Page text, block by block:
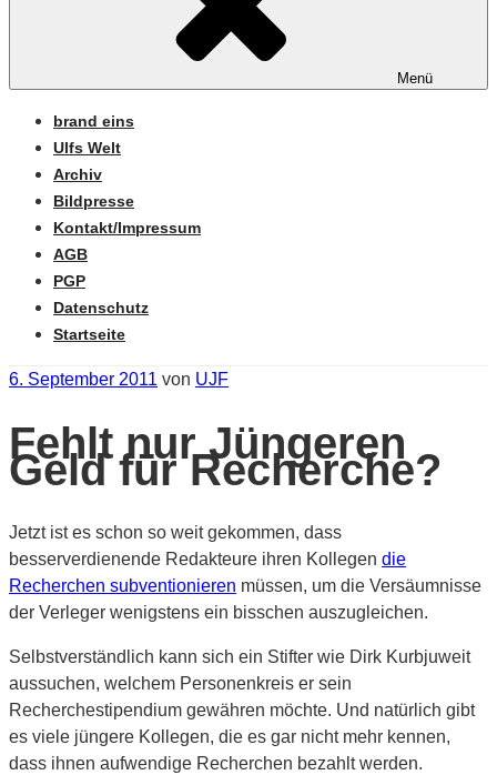
Menü
brand eins
Ulfs Welt
Archiv
Bildpresse
Kontakt/Impressum
AGB
PGP
Datenschutz
Startseite
Veröffentlicht
6. September 2011 von UJF
Fehlt nur Jüngeren
Geld für Recherche?
Jetzt ist es schon so weit gekommen, dass
besserverdienende Redakteure ihren Kollegen die
Recherchen subventionieren müssen, um die Versäumnisse
der Verleger wenigstens ein bisschen auszugleichen.
Selbstverständlich kann sich ein Stifter wie Dirk Kurbjuweit
aussuchen, welchem Personenkreis er sein
Recherchestipendium gewähren möchte. Und natürlich gibt
es viele jüngere Kollegen, die es gar nicht mehr kennen,
dass ihnen aufwendige Recherchen bezahlt werden.